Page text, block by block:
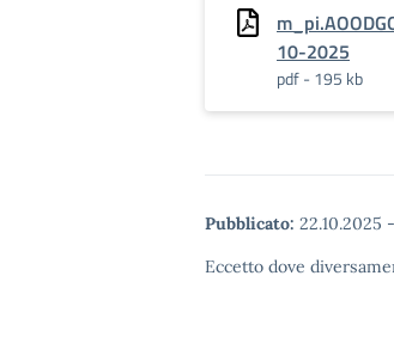
10-2025
pdf - 195 kb
Pubblicato: 22.10.2025 -
Eccetto dove